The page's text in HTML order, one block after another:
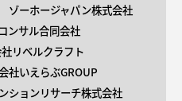
ゾーホージャパン株式会社
ンサル合同会社
リベルクラフト
社いえらぶGROUP
ションリサーチ株式会社